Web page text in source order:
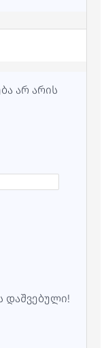
არ არის
დაშვებული!